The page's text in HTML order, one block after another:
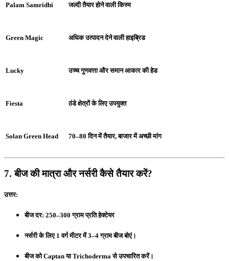
Palam Samridhi जल्दी तैयार होने वाली किस्म
Green Magic अधिक उत्पादन देने वाली हाइब्रिड
Lucky उच्च गुणवत्ता और समान आकार की हेड
Fiesta ठंडे क्षेत्रों के लिए उपयुक्त
Solan Green Head 70–80 दिन में तैयार, बाजार में अच्छी मांग
7. बीज की मात्रा और नर्सरी कैसे तैयार करें?
उत्तर:
बीज दर: 250–300 ग्राम प्रति हेक्टेयर
नर्सरी के लिए 1 वर्ग मीटर में 3–4 ग्राम बीज बोएं।
बीज को Captan या Trichoderma से उपचारित करें।